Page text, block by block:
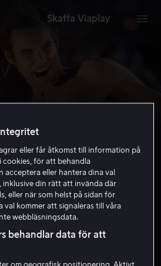
Skaffa Viaplay
Nature Calls
1995 1 h 30 min
eller får åtkomst till information på
cookies, för att behandla
acceptera eller hantera dina val
inklusive din rätt att invända där
eller när som helst på sidan för
val kommer att signaleras till våra
webbläsningsdata.
behandlar data för att